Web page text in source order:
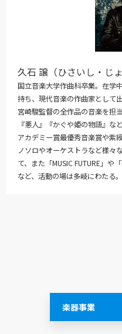
久石 譲（ひさいし・じょ
国立音楽大学作曲科卒業。在学
持ち、現代音楽の作曲家として
宮崎駿監督の全作品の音楽を担
『悪人』『かぐや姫の物語』
アカデミー賞最優秀音楽賞や紫
ノソロやオーケストラなど様々
て、また「MUSIC FUTURE」や
など、活動の場は多岐にわたる。
楽器事業